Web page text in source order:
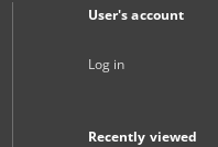
User's account
Log in
Recently viewed